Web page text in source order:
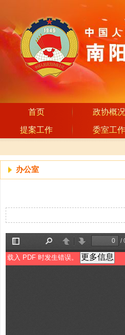
首页 政协概况
提案工作 委室工作
办公室